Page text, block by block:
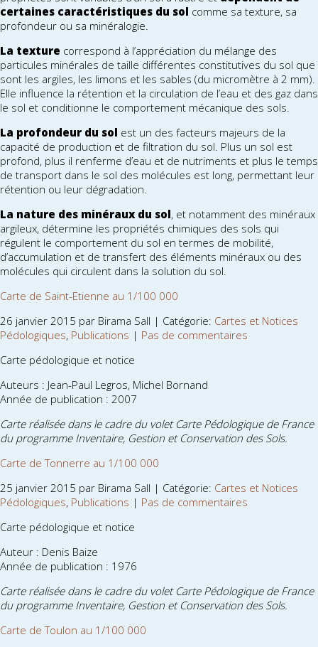
certaines caractéristiques du sol comme sa texture, sa
profondeur ou sa minéralogie.
La texture correspond à l’appréciation du mélange des
particules minérales de taille différentes constitutives du sol que
sont les argiles, les limons et les sables (du micromètre à 2 mm).
Elle influence la rétention et la circulation de l’eau et des gaz dans
le sol et conditionne le comportement mécanique des sols.
La profondeur du sol est un des facteurs majeurs de la
capacité de production et de filtration du sol. Plus un sol est
profond, plus il renferme d’eau et de nutriments et plus le temps
de transport dans le sol des molécules est long, permettant leur
rétention ou leur dégradation.
La nature des minéraux du sol, et notamment des minéraux
argileux, détermine les propriétés chimiques des sols qui
régulent le comportement du sol en termes de mobilité,
d’accumulation et de transfert des éléments minéraux ou des
molécules qui circulent dans la solution du sol.
Carte de Saint-Etienne au 1/100 000
26 janvier 2015 par Birama Sall | Catégorie: Cartes et Notices
Pédologiques, Publications | Pas de commentaires
Carte pédologique et notice
Auteurs : Jean-Paul Legros, Michel Bornand
Année de publication : 2007
Carte réalisée dans le cadre du volet Carte Pédologique de France
du programme Inventaire, Gestion et Conservation des Sols.
Carte de Tonnerre au 1/100 000
25 janvier 2015 par Birama Sall | Catégorie: Cartes et Notices
Pédologiques, Publications | Pas de commentaires
Carte pédologique et notice
Auteur : Denis Baize
Année de publication : 1976
Carte réalisée dans le cadre du volet Carte Pédologique de France
du programme Inventaire, Gestion et Conservation des Sols.
Carte de Toulon au 1/100 000